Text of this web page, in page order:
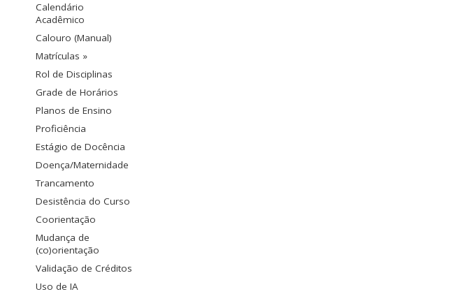
Calendário
Acadêmico
Calouro (Manual)
Matrículas »
Rol de Disciplinas
Grade de Horários
Planos de Ensino
Proficiência
Estágio de Docência
Doença/Maternidade
Trancamento
Desistência do Curso
Coorientação
Mudança de
(co)orientação
Validação de Créditos
Uso de IA